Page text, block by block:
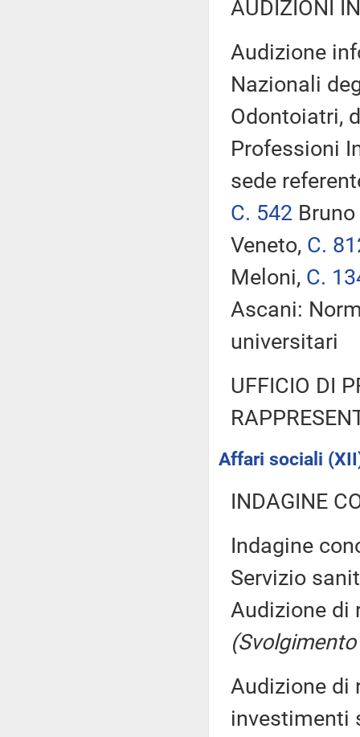
AUDIZIONI
Audizione
Nazionali
Odontoiatri,
Professioni
sede
C. 542
Veneto, C.
Meloni, C.
Ascani:
universitari
UFFICIO DI
Affari sociali
INDAGINE
Indagine
Servizio
Audizione di
Audizione di
investimenti